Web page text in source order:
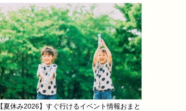
【夏休み2026】すぐ行けるイベント情報おまと